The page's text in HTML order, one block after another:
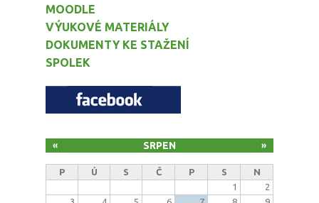
MOODLE
VÝUKOVÉ MATERIÁLY
DOKUMENTY KE STAŽENÍ
SPOLEK
SRPEN
« »
P Ú S Č P S
N
1
2